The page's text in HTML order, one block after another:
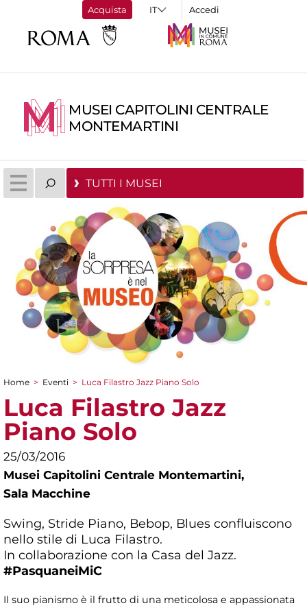
Acquista Accedi
MUSEI CAPITOLINI CENTRALE
MONTEMARTINI
TUTTI I MUSEI
Tu sei qui
Home > Eventi > Luca Filastro Jazz Piano Solo
Luca Filastro Jazz
Piano Solo
25/03/2016
Musei Capitolini Centrale Montemartini,
Sala Macchine
Swing, Stride Piano, Bebop, Blues confluiscono
nello stile di Luca Filastro.
In collaborazione con la Casa del Jazz.
#PasquaneiMiC
Il suo pianismo è il frutto di una meticolosa e appassionata